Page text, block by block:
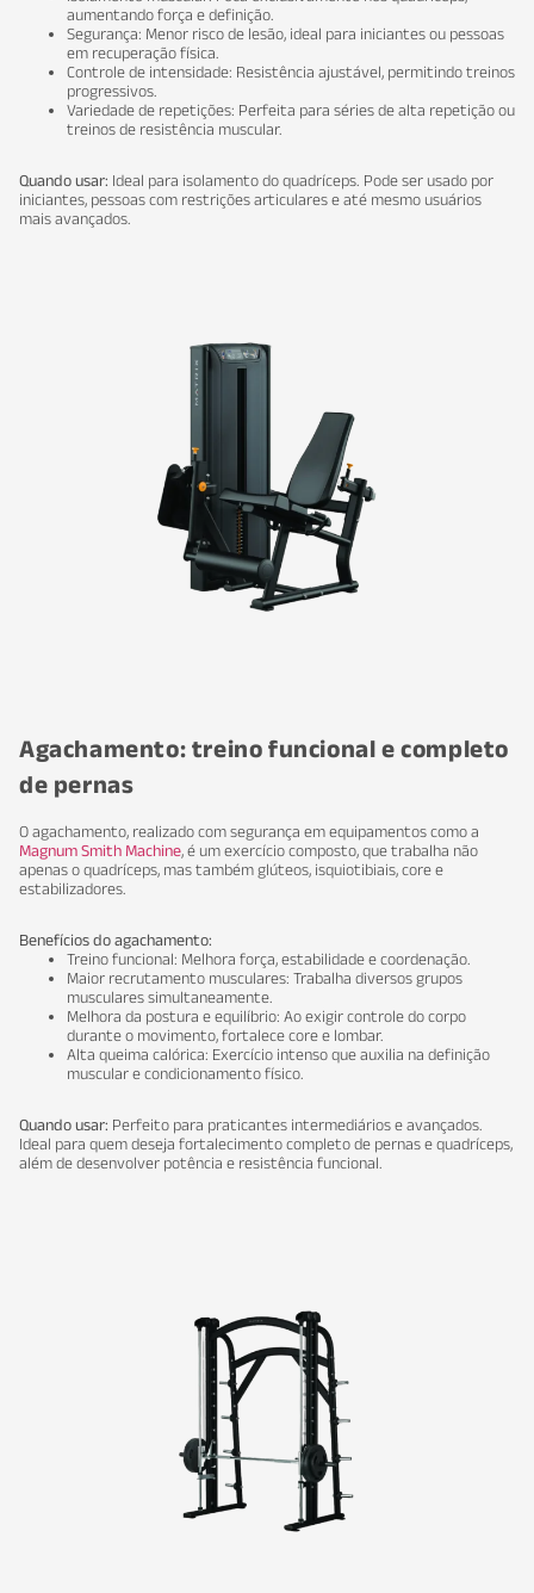
aumentando força e definição.
Segurança: Menor risco de lesão, ideal para iniciantes ou pessoas
em recuperação física.
Controle de intensidade: Resistência ajustável, permitindo treinos
progressivos.
Variedade de repetições: Perfeita para séries de alta repetição ou
treinos de resistência muscular.
Quando usar: Ideal para isolamento do quadríceps. Pode ser usado por
iniciantes, pessoas com restrições articulares e até mesmo usuários
mais avançados.
Agachamento: treino funcional e completo
de pernas
O agachamento, realizado com segurança em equipamentos como a
Magnum Smith Machine, é um exercício composto, que trabalha não
apenas o quadríceps, mas também glúteos, isquiotibiais, core e
estabilizadores.
Benefícios do agachamento:
Treino funcional: Melhora força, estabilidade e coordenação.
Maior recrutamento musculares: Trabalha diversos grupos
musculares simultaneamente.
Melhora da postura e equilíbrio: Ao exigir controle do corpo
durante o movimento, fortalece core e lombar.
Alta queima calórica: Exercício intenso que auxilia na definição
muscular e condicionamento físico.
Quando usar: Perfeito para praticantes intermediários e avançados.
Ideal para quem deseja fortalecimento completo de pernas e quadríceps,
além de desenvolver potência e resistência funcional.